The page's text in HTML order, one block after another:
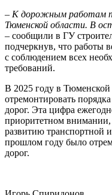
– К дорожным работам
Тюменской области. В
– сообщили в ГУ
подчеркнув, что работы
с соблюдением всех
требований.
В 2025 году в Тюменской
отремонтировать
дорог. Эта цифра
приоритетном внимании,
развитию транспортной
прошлом году было
дорог.